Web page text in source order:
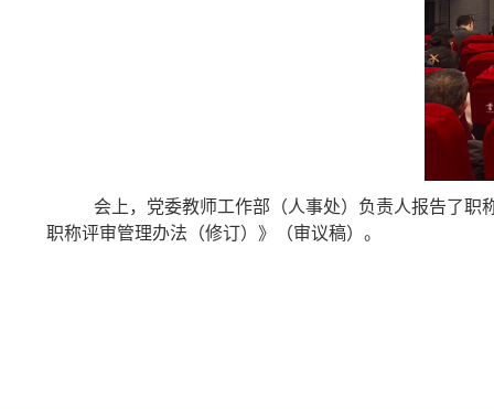
会上，党委教师工作部（人事处）负责人报告了
职称评审管理办法（修订）》（审议稿）。